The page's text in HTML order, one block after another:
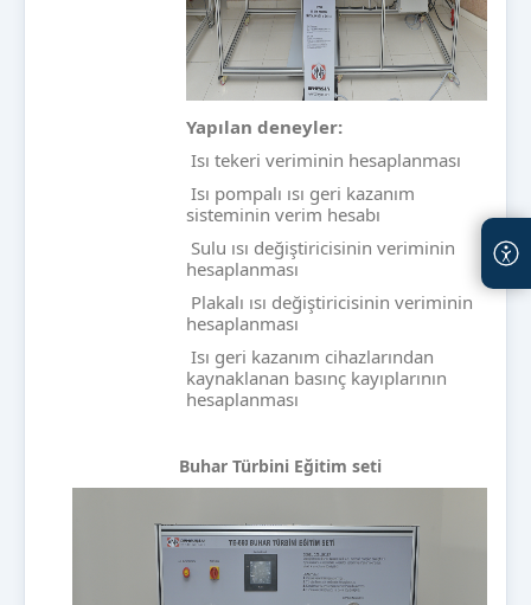
Yapılan deneyler:
Isı tekeri veriminin hesaplanması
Isı pompalı ısı geri kazanım
sisteminin verim hesabı
Sulu ısı değiştiricisinin veriminin
hesaplanması
Plakalı ısı değiştiricisinin veriminin
hesaplanması
Isı geri kazanım cihazlarından
kaynaklanan basınç kayıplarının
hesaplanması
Buhar Türbini Eğitim seti